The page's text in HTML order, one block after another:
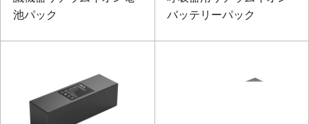
池パック
バッテリーパック